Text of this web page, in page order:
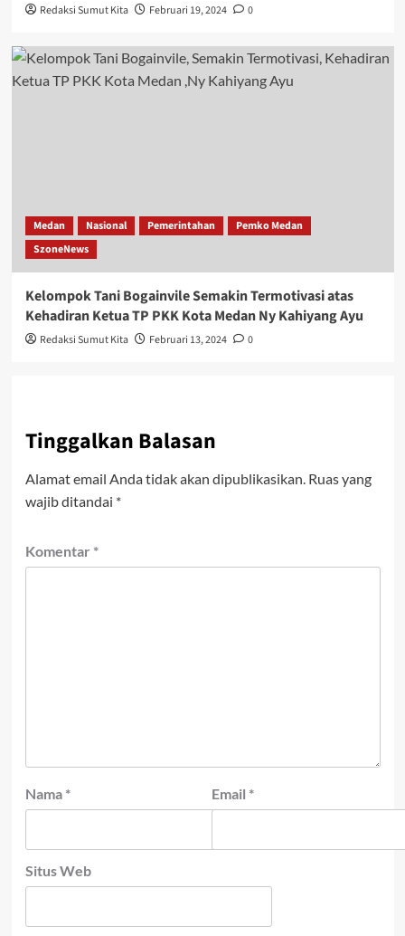
Redaksi Sumut Kita Februari 19, 2024 0
Medan Nasional Pemerintahan
Pemko Medan
SzoneNews
Kelompok Tani Bogainvile Semakin Termotivasi atas
Kehadiran Ketua TP PKK Kota Medan Ny Kahiyang Ayu
Redaksi Sumut Kita Februari 13, 2024 0
Tinggalkan Balasan
Alamat email Anda tidak akan dipublikasikan. Ruas yang
wajib ditandai *
Komentar *
Nama * Email *
Situs Web